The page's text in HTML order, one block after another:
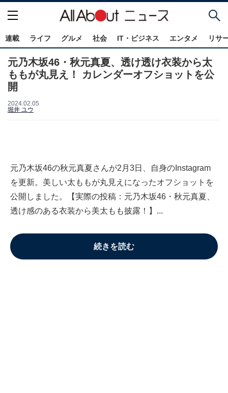
連載 ライフ グルメ 社会 IT・ビジネス エンタメ リサ
元乃木坂46・秋元真夏、透け透け衣装から太
ももが丸見え！ カレンダーオフショットを公
開
2024.02.05
堀井 ユウ
元乃木坂46の秋元真夏さんが2月3日、自身のInstagram
を更新。美しい太ももが丸見えになったオフショットを
公開しました。【実際の投稿：元乃木坂46・秋元真夏、
透け感のある衣装から美太もも披露！】...
続きを読む